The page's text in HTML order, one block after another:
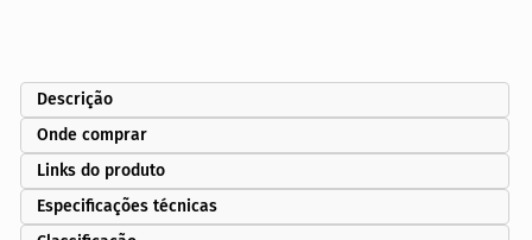
Descrição
Onde comprar
Links do produto
Especificações técnicas